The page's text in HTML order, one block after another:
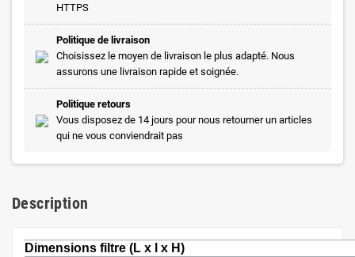
HTTPS
Politique de livraison
Choisissez le moyen de livraison le plus adapté. Nous
assurons une livraison rapide et soignée.
Politique retours
Vous disposez de 14 jours pour nous retourner un articles
qui ne vous conviendrait pas
Description
Dimensions filtre (L x l x H)